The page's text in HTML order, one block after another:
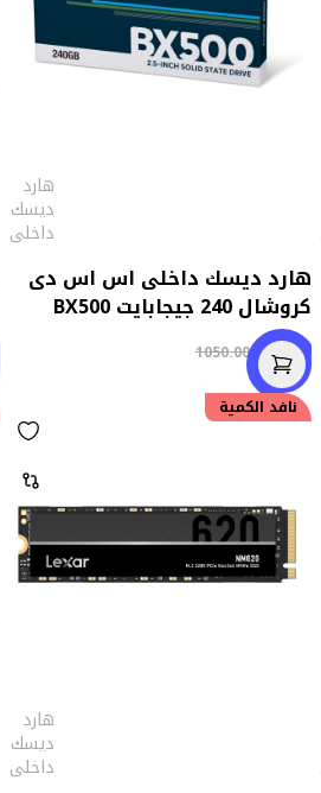
هارد
ديسك
داخلى
هارد ديسك داخلى اس اس دى
كروشال 240 جيجابايت BX500
1000.00
1050.00
نافد الكمية
هارد
ديسك
داخلى